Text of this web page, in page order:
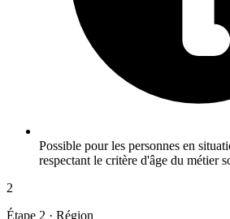
Possible pour les personnes en
respectant le critère d'âge du métier
2
Étape 2 · Région